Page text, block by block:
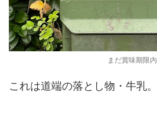
まだ賞味期限内
これは道端の落とし物・牛乳。